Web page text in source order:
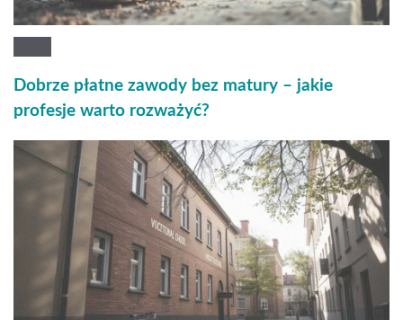
Dobrze płatne zawody bez matury – jakie
profesje warto rozważyć?